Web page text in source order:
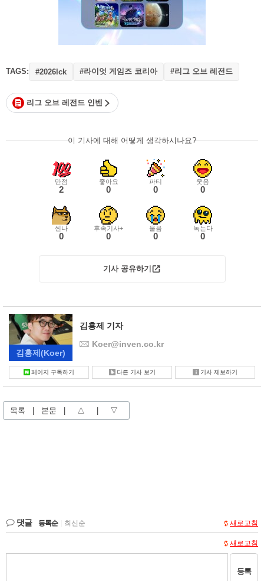
TAGS: #2026lck #라이엇 게임즈 코리아 #리그 오브 레전드
리그 오브 레전드 인벤
이 기사에 대해 어떻게 생각하시나요?
만점
2
좋아요
0
파티
0
웃음
0
씬나
0
후속기사+
0
울음
0
녹는다
0
기사 공유하기
김홍제 (Koer)
김홍제 기자
Koer@inven.co.kr
페이지 구독하기 다른 기사 보기 기사 제보하기
목록 본문 △ ▽
댓글 등록순 최신순 새로고침
새로고침
등록